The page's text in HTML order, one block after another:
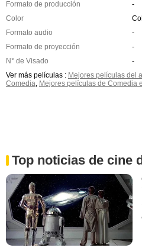
Formato de producción
-
Color
Formato audio
-
Formato de proyección
-
N° de Visado
-
Ver más películas : Mejores películas del
Comedia, Mejores películas de Comedia
Top noticias de cine